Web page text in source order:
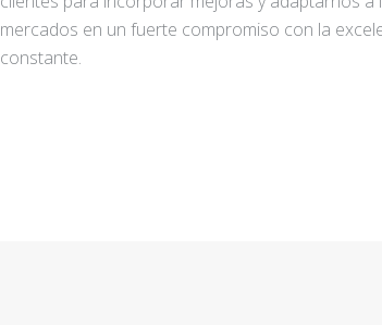
mercados en un fuerte compromiso con la
constante.